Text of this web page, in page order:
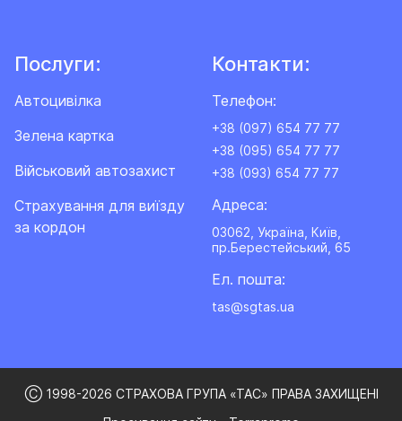
Послуги:
Автоцивілка
Зелена картка
Військовий автозахист
Cтрахування для виїзду
за кордон
Контакти:
Телефон:
+38 (097) 654 77 77
+38 (095) 654 77 77
+38 (093) 654 77 77
Адреса:
03062, Україна, Київ,
пр.Берестейський, 65
Ел. пошта:
tas@sgtas.ua
Ⓒ 1998-2026 СТРАХОВА ГРУПА «ТАС» ПРАВА ЗАХИЩЕНІ